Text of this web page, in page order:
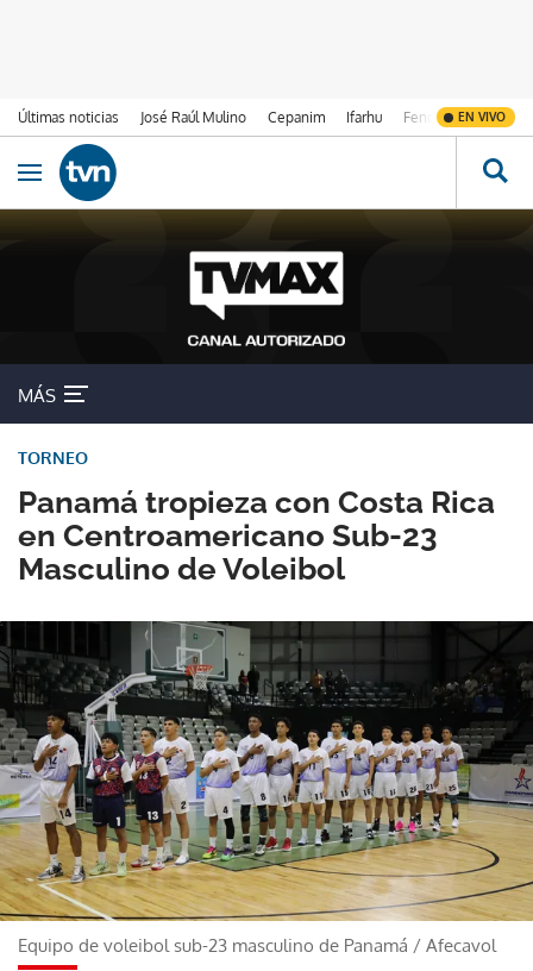
Últimas noticias José Raúl Mulino Cepanim Ifarhu Fenómeno de El
EN VIVO
Ir al contenido
Obrir navegació
MÁS
Panamá tropieza con Costa Rica
en Centroamericano Sub-23
Masculino de Voleibol
TORNEO
Equipo de voleibol sub-23 masculino de Panamá / Afecavol